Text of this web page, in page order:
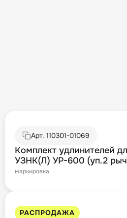
Арт. 110301-01069
Комплект удлинителей
УЗНК(Л) УР-600 (уп.2
маркировка
РАСПРОДАЖА